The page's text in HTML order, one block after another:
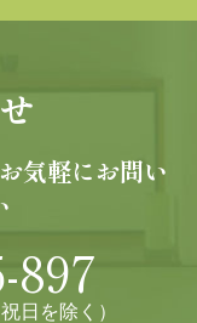
気軽にお問い
897
日を除く）